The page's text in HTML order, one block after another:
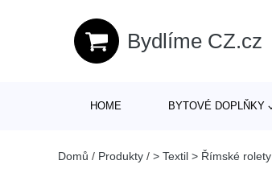
Bydlíme CZ.cz
HOME BYTOVÉ DOPLŇKY
Domů / Produkty / > Textil > Římské rolety